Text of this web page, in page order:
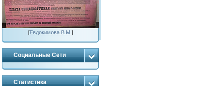
[Евдокимова В.М. ]
Социальные Сети
Статистика